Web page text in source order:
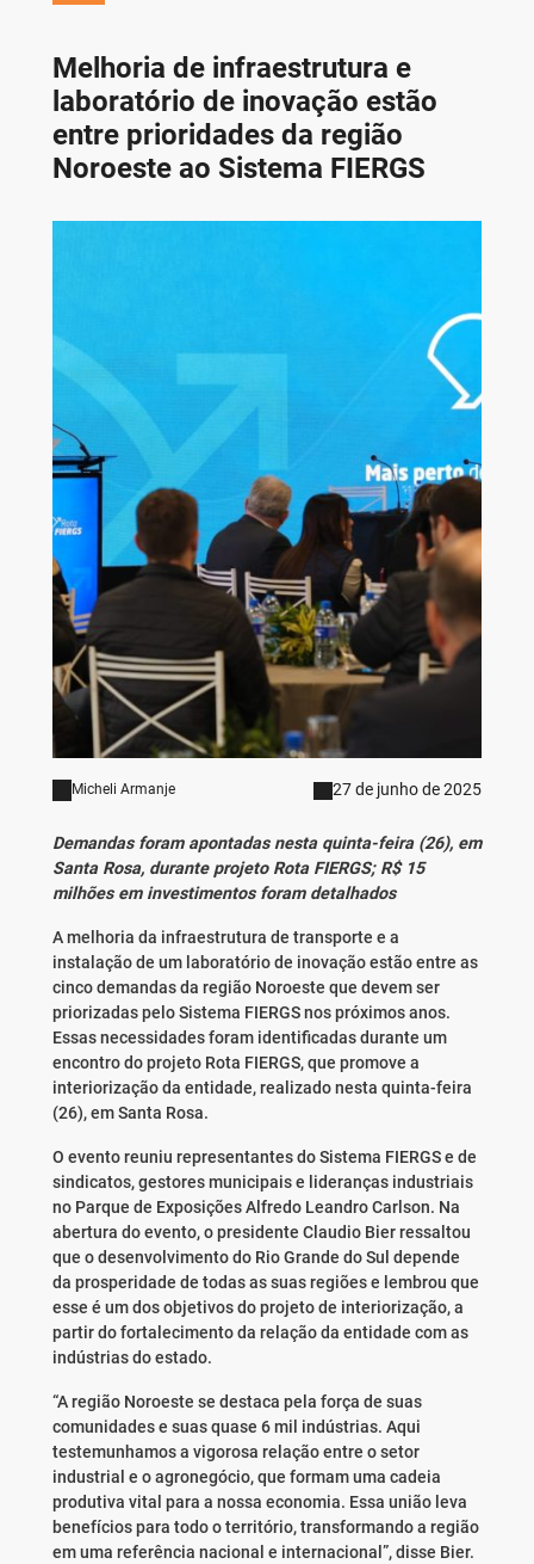
Melhoria de infraestrutura e
laboratório de inovação estão
entre prioridades da região
Noroeste ao Sistema FIERGS
Micheli Armanje 27 de junho de 2025
Demandas foram apontadas nesta quinta-feira (26), em
Santa Rosa, durante projeto Rota FIERGS; R$ 15
milhões em investimentos foram detalhados
A melhoria da infraestrutura de transporte e a
instalação de um laboratório de inovação estão entre as
cinco demandas da região Noroeste que devem ser
priorizadas pelo Sistema FIERGS nos próximos anos.
Essas necessidades foram identificadas durante um
encontro do projeto Rota FIERGS, que promove a
interiorização da entidade, realizado nesta quinta-feira
(26), em Santa Rosa.
O evento reuniu representantes do Sistema FIERGS e de
sindicatos, gestores municipais e lideranças industriais
no Parque de Exposições Alfredo Leandro Carlson. Na
abertura do evento, o presidente Claudio Bier ressaltou
que o desenvolvimento do Rio Grande do Sul depende
da prosperidade de todas as suas regiões e lembrou que
esse é um dos objetivos do projeto de interiorização, a
partir do fortalecimento da relação da entidade com as
indústrias do estado.
“A região Noroeste se destaca pela força de suas
comunidades e suas quase 6 mil indústrias. Aqui
testemunhamos a vigorosa relação entre o setor
industrial e o agronegócio, que formam uma cadeia
produtiva vital para a nossa economia. Essa união leva
benefícios para todo o território, transformando a região
em uma referência nacional e internacional”, disse Bier.